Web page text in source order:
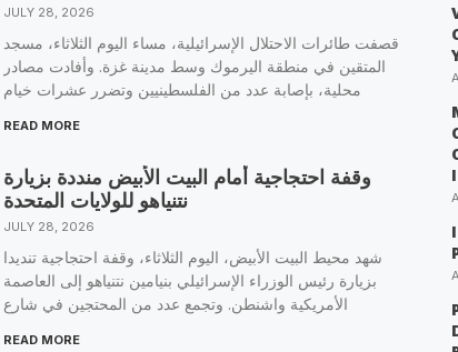
JULY 28, 2026
قصفت طائرات الاحتلال الإسرائيلية، مساء اليوم الثلاثاء، مسجد
المتقين في منطقة اليرموك وسط مدينة غزة. وأفادت مصادر
محلية، بإصابة عدد من الفلسطينيين وتضرر عشرات خيام
READ MORE
وقفة احتجاجية أمام البيت الأبيض منددة بزيارة
نتنياهو للولايات المتحدة
JULY 28, 2026
شهد محيط البيت الأبيض، اليوم الثلاثاء، وقفة احتجاجية تنديدا
بزيارة رئيس الوزراء الإسرائيلي بنيامين نتنياهو إلى العاصمة
الأمريكية واشنطن. وتجمع عدد من المحتجين في شارع
READ MORE